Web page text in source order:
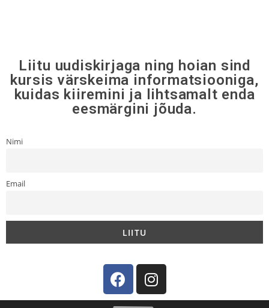
Liitu uudiskirjaga ning hoian sind
kursis värskeima informatsiooniga,
kuidas kiiremini ja lihtsamalt enda
eesmärgini jõuda.
Nimi
Email